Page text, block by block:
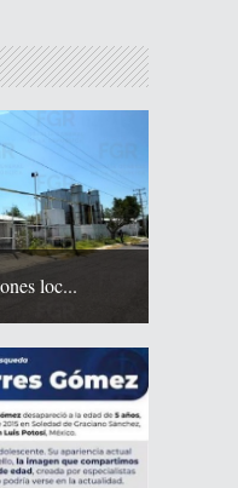
loc...